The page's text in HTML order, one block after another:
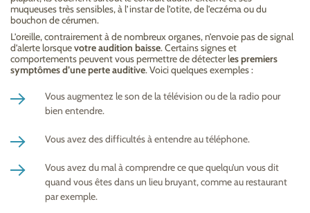
muqueuses très sensibles, à l’instar de l’otite, de l’eczéma ou du
bouchon de cérumen.
L’oreille, contrairement à de nombreux organes, n’envoie pas de signal
d’alerte lorsquevotre audition baisse. Certains signes et
comportements peuvent vous permettre de détecter les premiers
symptômes d’une perte auditive. Voici quelques exemples :
Vous augmentez le son de la télévision ou de la radio pour
bien entendre.
Vous avez des difficultés à entendre au téléphone.
Vous avez du mal à comprendre ce que quelqu’un vous dit
quand vous êtes dans un lieu bruyant, comme au restaurant
par exemple.